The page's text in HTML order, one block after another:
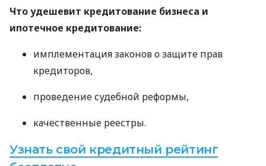
Что удешевит кредитование бизнеса и
ипотечное кредитование:
имплементация законов о защите прав
кредиторов,
проведение судебной реформы,
качественные реестры.
Узнать свой кредитный рейтинг